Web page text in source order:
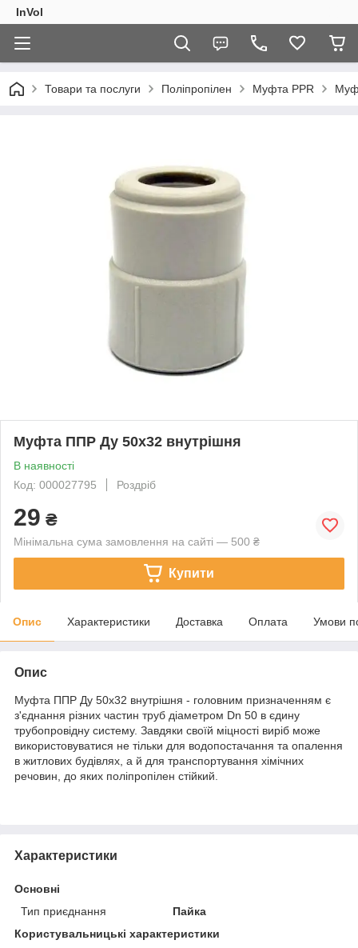
InVol
Товари та послуги Поліпропілен Муфта PPR
Муфта ППР Ду 50х32 внутрішня
В наявності
Код: 000027795
Роздріб
29 ₴
Мінімальна сума замовлення на сайті — 500 ₴
Купити
Опис Характеристики Доставка Оплата Умови
Опис
Муфта ППР Ду 50х32 внутрішня - головним призначенням є
з'єднання різних частин труб діаметром Dn 50 в єдину
трубопровідну систему. Завдяки своїй міцності виріб може
використовуватися не тільки для водопостачання та опалення
в житлових будівлях, а й для транспортування хімічних
речовин, до яких поліпропілен стійкий.
Характеристики
Основні
Тип приєднання
Пайка
Користувальницькі характеристики